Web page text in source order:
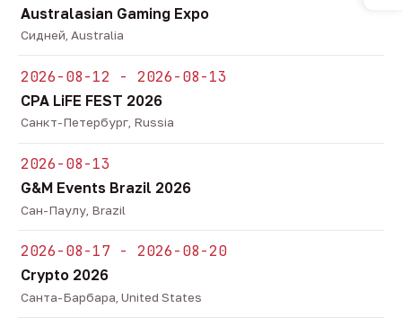
Australasian Gaming Expo
Сидней, Australia
2026-08-12 - 2026-08-13
CPA LiFE FEST 2026
Санкт-Петербург, Russia
2026-08-13
G&M Events Brazil 2026
Сан-Паулу, Brazil
2026-08-17 - 2026-08-20
Crypto 2026
Санта-Барбара, United States